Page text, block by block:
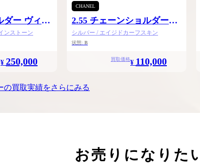
ダー ヴィン
ンストーン
¥ 250,000
CHANEL
2.55 チェーンショルダー
24.5
シルバー / エイジドカーフスキン
状態: B
買取価格¥ 110,000
の買取実績をさらにみる
お売りになりた